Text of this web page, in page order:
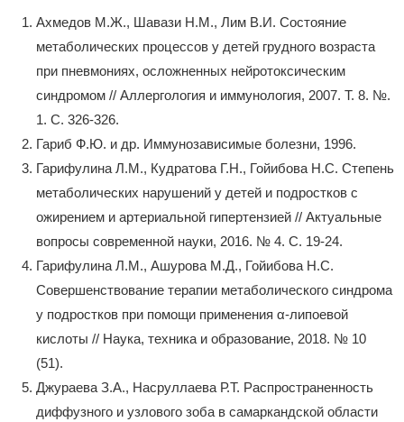
Ахмедов М.Ж., Шавази Н.М., Лим В.И. Состояние
метаболических процессов у детей грудного возраста
при пневмониях, осложненных нейротоксическим
синдромом // Аллергология и иммунология, 2007. Т. 8. №.
1. С. 326-326.
Гариб Ф.Ю. и др. Иммунозависимые болезни, 1996.
Гарифулина Л.М., Кудратова Г.Н., Гойибова Н.С. Степень
метаболических нарушений у детей и подростков с
ожирением и артериальной гипертензией // Актуальные
вопросы современной науки, 2016. № 4. С. 19-24.
Гарифулина Л.М., Ашурова М.Д., Гойибова Н.С.
Совершенствование терапии метаболического синдрома
у подростков при помощи применения α-липоевой
кислоты // Наука, техника и образование, 2018. № 10
(51).
Джураева З.А., Насруллаева Р.Т. Распространенность
диффузного и узлового зоба в самаркандской области